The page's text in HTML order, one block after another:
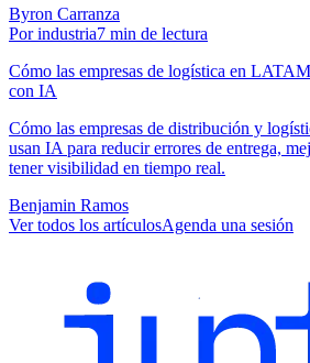
Byron Carranza
Por industria7 min de lectura
Cómo las empresas de logística en
con IA
Cómo las empresas de distribución y
usan IA para reducir errores de entrega,
tener visibilidad en tiempo real.
Benjamin Ramos
Ver todos los artículosAgenda una sesión